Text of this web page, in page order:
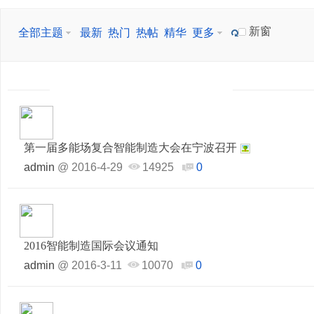
新窗
全部主题 最新 热门 热帖 精华 更多
第一届多能场复合智能制造大会在宁波召开
admin @ 2016-4-29 14925 0
2016智能制造国际会议通知
admin @ 2016-3-11 10070 0